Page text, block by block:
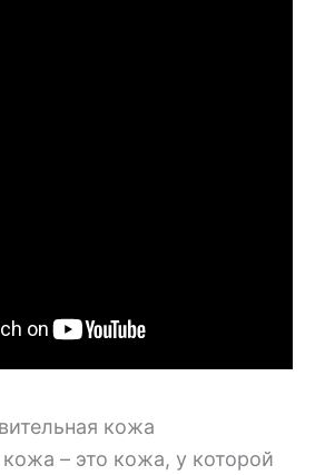
кожа
– это кожа, у которой